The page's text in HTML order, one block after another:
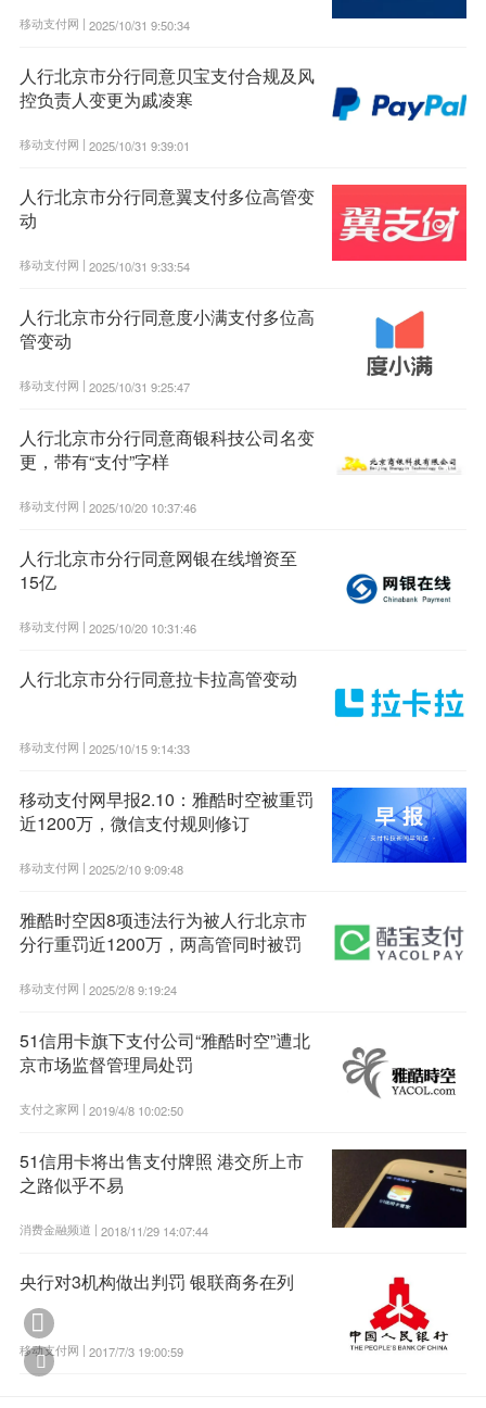
移动支付网 | 2025/10/31 9:50:34
人行北京市分行同意贝宝支付合规及风
控负责人变更为戚凌寒
移动支付网 | 2025/10/31 9:39:01
人行北京市分行同意翼支付多位高管变
动
移动支付网 | 2025/10/31 9:33:54
人行北京市分行同意度小满支付多位高
管变动
移动支付网 | 2025/10/31 9:25:47
人行北京市分行同意商银科技公司名变
更，带有“支付”字样
移动支付网 | 2025/10/20 10:37:46
人行北京市分行同意网银在线增资至
15亿
移动支付网 | 2025/10/20 10:31:46
人行北京市分行同意拉卡拉高管变动
移动支付网 | 2025/10/15 9:14:33
移动支付网早报2.10：雅酷时空被重罚
近1200万，微信支付规则修订
移动支付网 | 2025/2/10 9:09:48
雅酷时空因8项违法行为被人行北京市
分行重罚近1200万，两高管同时被罚
移动支付网 | 2025/2/8 9:19:24
51信用卡旗下支付公司“雅酷时空”遭北
京市场监督管理局处罚
支付之家网 | 2019/4/8 10:02:50
51信用卡将出售支付牌照 港交所上市
之路似乎不易
消费金融频道 | 2018/11/29 14:07:44
央行对3机构做出判罚 银联商务在列
移动支付网 | 2017/7/3 19:00:59

